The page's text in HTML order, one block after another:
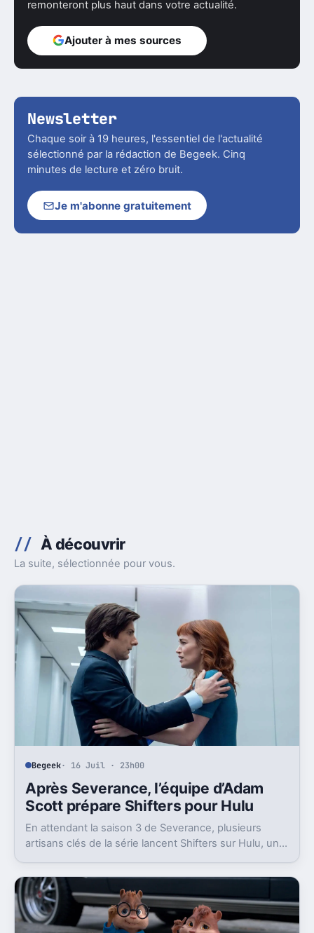
remonteront plus haut dans votre actualité.
Ajouter à mes sources
Newsletter
Chaque soir à 19 heures, l'essentiel de l'actualité
sélectionné par la rédaction de Begeek. Cinq
minutes de lecture et zéro bruit.
Je m'abonne gratuitement
À découvrir
La suite, sélectionnée pour vous.
Begeek· 16 Juil · 23h00
Après Severance, l’équipe d’Adam
Scott prépare Shifters pour Hulu
En attendant la saison 3 de Severance, plusieurs
artisans clés de la série lancent Shifters sur Hulu, un